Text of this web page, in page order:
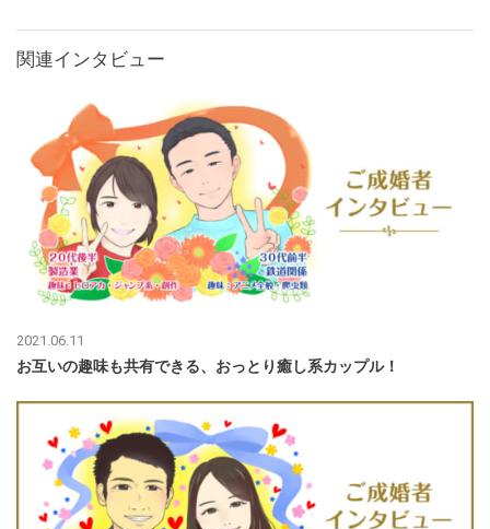
関連インタビュー
2021.06.11
お互いの趣味も共有できる、おっとり癒し系カップル！